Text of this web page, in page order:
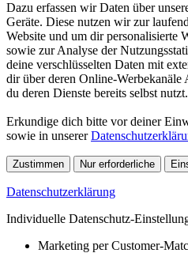
Dazu erfassen wir Daten über
Geräte. Diese nutzen wir zur
Website und um dir personalisierte
sowie zur Analyse der
deine verschlüsselten Daten mit
dir über deren Online-Werbekanäle
du deren Dienste bereits selbst nutzt.
Erkundige dich bitte vor deiner
sowie in unserer
Zustimmen Nur erforderliche
Datenschutzerklärung
Individuelle Datenschutz-
Marketing per Customer-